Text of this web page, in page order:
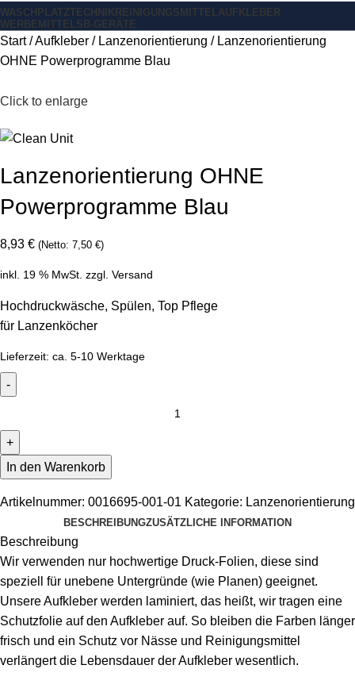
WASCHPLATZTECHNIK REINIGUNGSMITTEL AUFKLEBER
WERBEMITTEL SB-GERÄTE
Start Aufkleber Lanzenorientierung
Lanzenorientierung
OHNE Powerprogramme Blau
Click to enlarge
Lanzenorientierung OHNE
Powerprogramme Blau
8,93 € (Netto: 7,50 €)
inkl. 19 % MwSt. zzgl. Versand
Hochdruckwäsche, Spülen, Top Pflege
für Lanzenköcher
Lieferzeit: ca. 5-10 Werktage
In den Warenkorb
Artikelnummer: 0016695-001-01 Kategorie: Lanzenorientierung
BESCHREIBUNGZUSÄTZLICHE INFORMATION
Beschreibung
Wir verwenden nur hochwertige Druck-Folien, diese sind
speziell für unebene Untergründe (wie Planen) geeignet.
Unsere Aufkleber werden laminiert, das heißt, wir tragen eine
Schutzfolie auf den Aufkleber auf. So bleiben die Farben länger
frisch und ein Schutz vor Nässe und Reinigungsmittel
verlängert die Lebensdauer der Aufkleber wesentlich.